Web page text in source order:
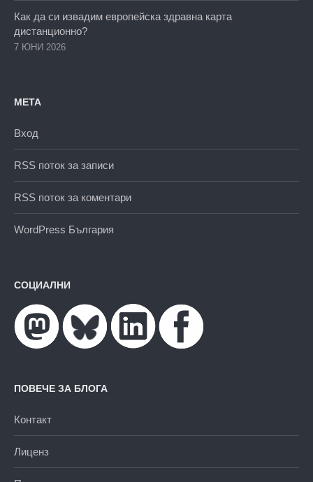
Как да си извадим европейска здравна карта
дистанционно?
7 ЮНИ 2026
МЕТА
Вход
RSS поток за записи
RSS поток за коментари
WordPress България
СОЦИАЛНИ
ПОВЕЧЕ ЗА БЛОГА
Контакт
Лиценз